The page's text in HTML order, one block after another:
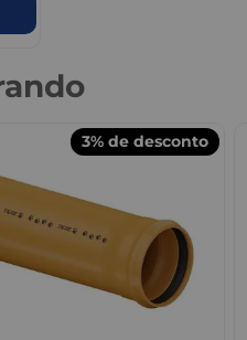
3% de desconto